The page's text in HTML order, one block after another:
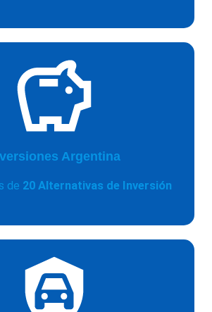
Argentina
de 20 Alternativas de Inversión